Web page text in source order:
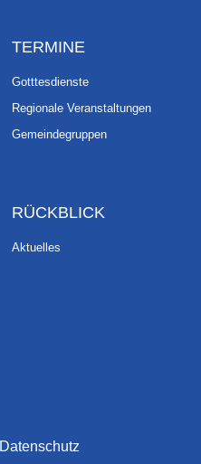
TERMINE
Gotttesdienste
Regionale Veranstaltungen
Gemeindegruppen
RÜCKBLICK
Aktuelles
Datenschutz